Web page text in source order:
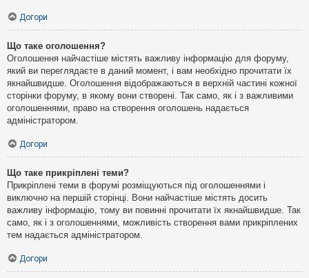
Догори
Що таке оголошення?
Оголошення найчастіше містять важливу інформацію для форуму,
який ви переглядаєте в даний момент, і вам необхідно прочитати їх
якнайшвидше. Оголошення відображаються в верхній частині кожної
сторінки форуму, в якому вони створені. Так само, як і з важливими
оголошеннями, право на створення оголошень надається
адміністратором.
Догори
Що таке прикріплені теми?
Прикріплені теми в форумі розміщуються під оголошеннями і
виключно на першій сторінці. Вони найчастіше містять досить
важливу інформацію, тому ви повинні прочитати їх якнайшвидше. Так
само, як і з оголошеннями, можливість створення вами прикріплених
тем надається адміністратором.
Догори